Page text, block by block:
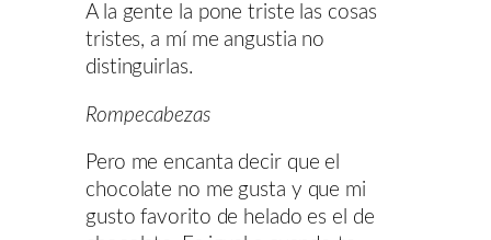
A la gente la pone triste las cosas
tristes, a mí me angustia no
distinguirlas.
Rompecabezas
Pero me encanta decir que el
chocolate no me gusta y que mi
gusto favorito de helado es el de